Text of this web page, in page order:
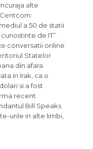
alte
a 50 de statii
de IT”.
conversatii online
Statelor
din afara
in Irak, ca o
si a fost
recent
Bill Speaks
urile in alte limbi,